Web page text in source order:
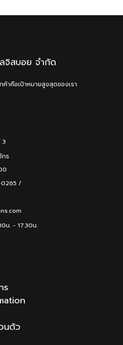
จิสบอย จำกัด
ค้าคือเป้าหมายสูงสุดของเรา
3
กร
/
น. - 17.30น.
นตัว